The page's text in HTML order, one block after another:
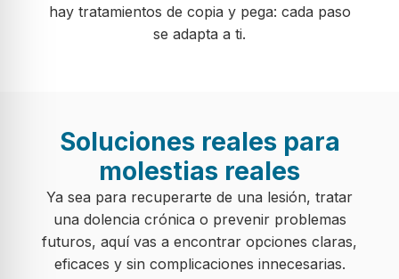
hay tratamientos de copia y pega: cada paso
se adapta a ti.
Soluciones reales para
molestias reales
Ya sea para recuperarte de una lesión, tratar
una dolencia crónica o prevenir problemas
futuros, aquí vas a encontrar opciones claras,
eficaces y sin complicaciones innecesarias.